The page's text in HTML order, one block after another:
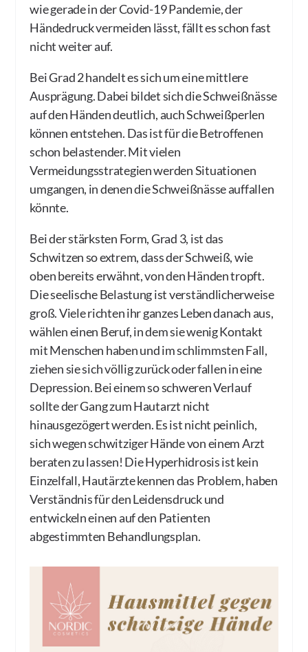
wie gerade in der Covid-19 Pandemie, der
Händedruck vermeiden lässt, fällt es schon fast
nicht weiter auf.
Bei Grad 2 handelt es sich um eine mittlere
Ausprägung. Dabei bildet sich die Schweißnässe
auf den Händen deutlich, auch Schweißperlen
können entstehen. Das ist für die Betroffenen
schon belastender. Mit vielen
Vermeidungsstrategien werden Situationen
umgangen, in denen die Schweißnässe auffallen
könnte.
Bei der stärksten Form, Grad 3, ist das
Schwitzen so extrem, dass der Schweiß, wie
oben bereits erwähnt, von den Händen tropft.
Die seelische Belastung ist verständlicherweise
groß. Viele richten ihr ganzes Leben danach aus,
wählen einen Beruf, in dem sie wenig Kontakt
mit Menschen haben und im schlimmsten Fall,
ziehen sie sich völlig zurück oder fallen in eine
Depression. Bei einem so schweren Verlauf
sollte der Gang zum Hautarzt nicht
hinausgezögert werden. Es ist nicht peinlich,
sich wegen schwitziger Hände von einem Arzt
beraten zu lassen! Die Hyperhidrosis ist kein
Einzelfall, Hautärzte kennen das Problem, haben
Verständnis für den Leidensdruck und
entwickeln einen auf den Patienten
abgestimmten Behandlungsplan.